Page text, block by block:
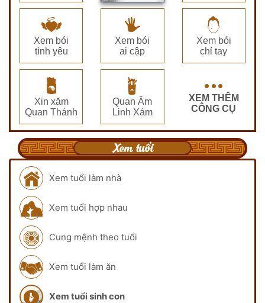
Xem bói
tình yêu
Xem bói
ai cập
Xem bói
chỉ tay
Xin xăm
Quan Thánh
Quan Âm
Linh Xám
XEM THÊM
CÔNG CỤ
Xem tuổi
Xem tuổi làm nhà
Xem tuổi hợp nhau
Cung mệnh theo tuổi
Xem tuổi làm ăn
Xem tuổi sinh con